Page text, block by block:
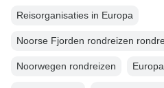
Reisorganisaties in Europa
Noorse Fjorden rondreizen
Noorwegen rondreizen